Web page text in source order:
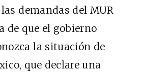
demandas del MUR
de que el gobierno
la situación de
que declare una